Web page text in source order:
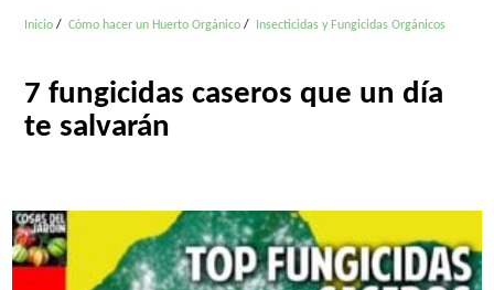
Inicio Cómo hacer un Huerto Orgánico Insecticidas y Fungicidas Orgánicos
7 fungicidas caseros que un día
te salvarán